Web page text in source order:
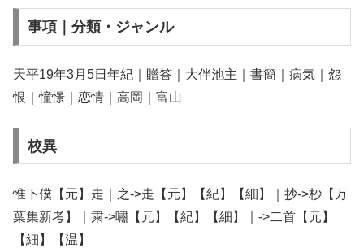
事項｜分類・ジャンル
天平19年3月5日年紀｜贈答｜大伴池主｜書簡｜病気｜怨
恨｜憧憬｜恋情｜高岡｜富山
校異
惟下僕【元】走｜之->走【元】【紀】【細】｜抄->杪【万
葉集新考】｜粛->嘯【元】【紀】【細】｜->二首【元】
【細】【温】